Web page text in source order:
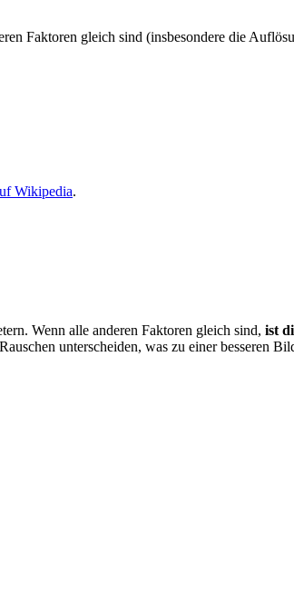
Faktoren gleich sind (insbesondere die
Wikipedia.
Wenn alle anderen Faktoren gleich sind, ist
unterscheiden, was zu einer besseren